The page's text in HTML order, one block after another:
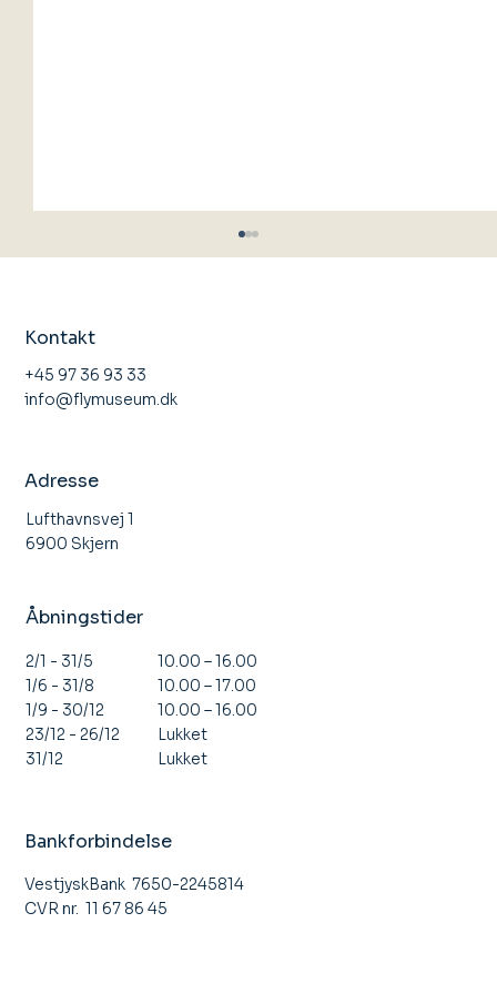
Bankforbindelse
VestjyskBank 7650-2245814
CVR nr. 11 67 86 45
Åbningstider
2/1 - 31/5
1/6 - 31/8
1/9 - 30/12
23/12 - 26/12
31/12
10.00 – 16.00
10.00 – 17.00
10.00 – 16.00
Lukket
Lukket
Adresse
Lufthavnsvej 1
6900 Skjern
Kontakt
+45 97 36 93 33
info@flymuseum.dk